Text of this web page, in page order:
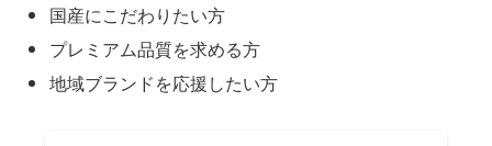
国産にこだわりたい方
プレミアム品質を求める方
地域ブランドを応援したい方